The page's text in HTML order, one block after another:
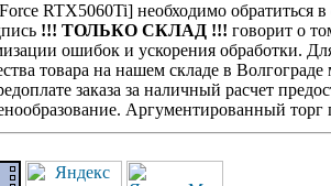
RTX5060Ti] необходимо
!!! ТОЛЬКО СКЛАД !!! говорит о
ошибок и ускорения обработки.
товара на нашем складе в
заказа за наличный расчет
Аргументированный торг